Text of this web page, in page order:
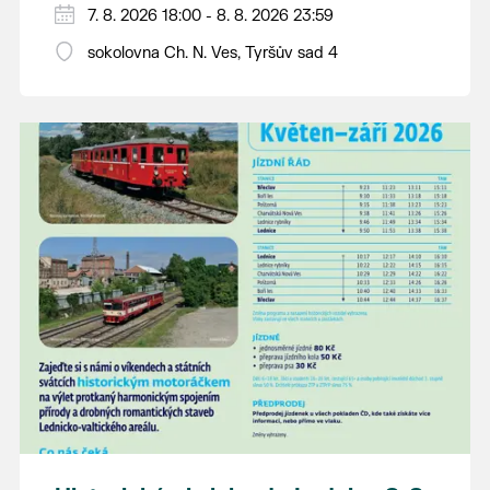
PÁTEK 7. srpna
18:00 - ruční stavění máje
14:00 - krojový průvod pro stárky od
hostince “U Buvola”
16:00 - odpolední zábava na sokolovně
21:00 - večerní zábava
K tanci a poslechu bude hrát DH
Lanžhotčané.
Těšíme se na Vás!
7. 8. 2026 18:00 - 8. 8. 2026 23:59
sokolovna Ch. N. Ves, Tyršův sad 4